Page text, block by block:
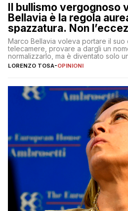
Il bullismo vergognoso
Bellavia è la regola
spazzatura. Non
Marco Bellavia voleva portare il suo
telecamere, provare a dargli un
normalizzarlo, ma è diventato solo
copione
LORENZO TOSA-OPINIONI